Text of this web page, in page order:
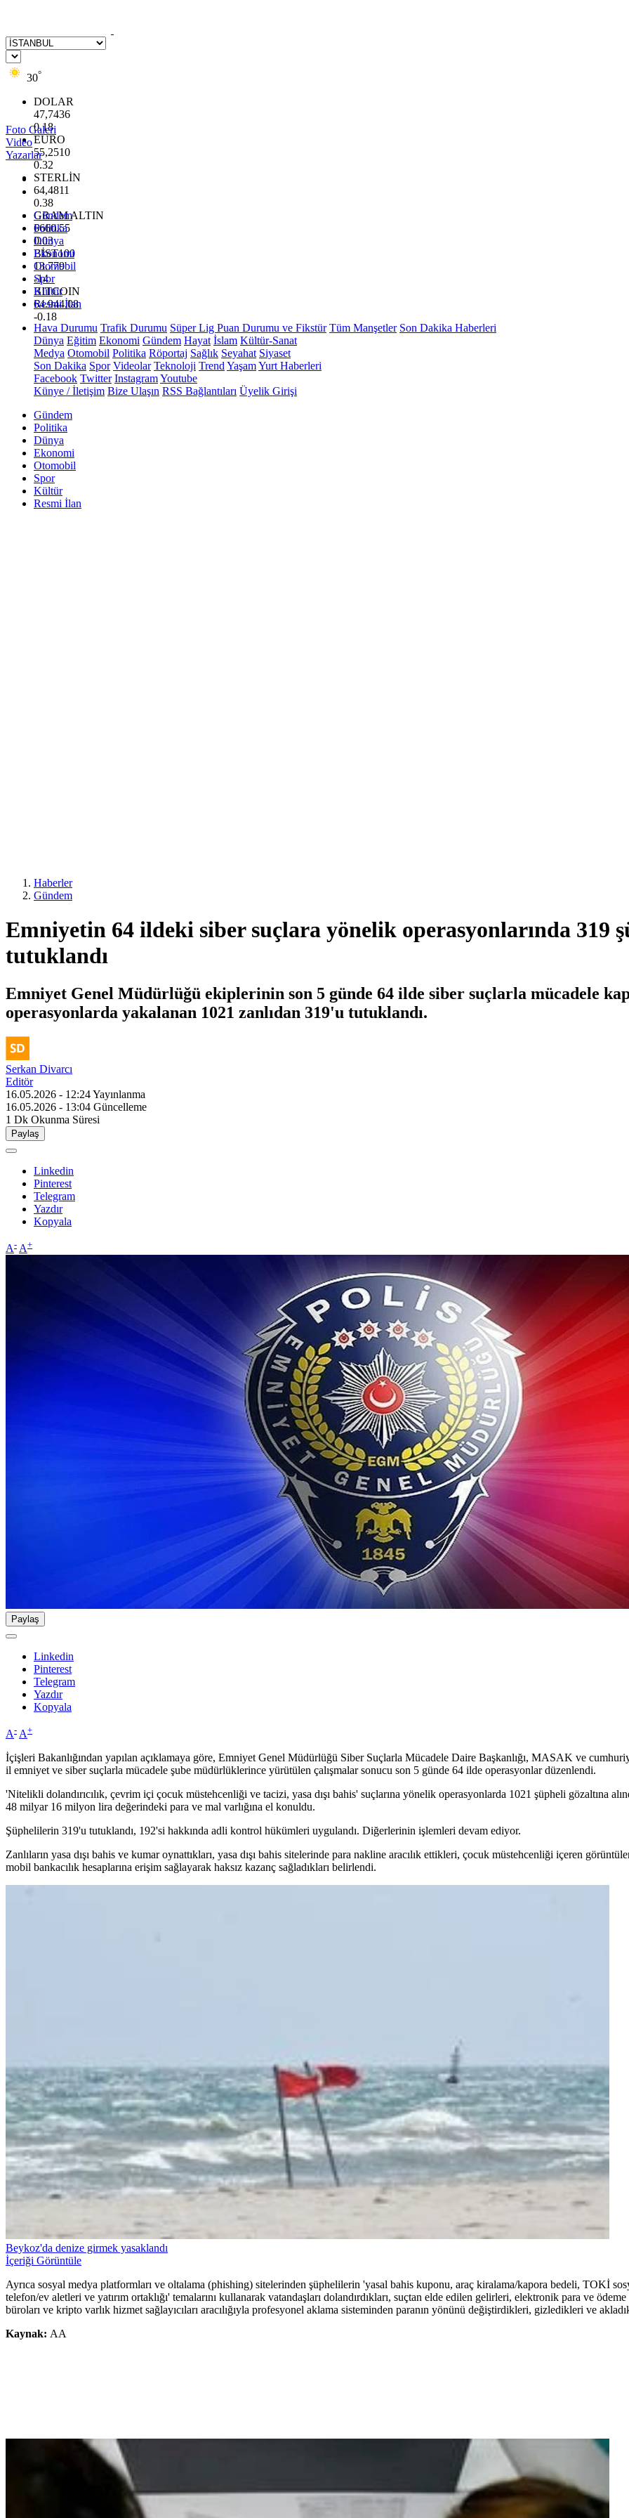
30°
DOLAR
47,7436
0.18
EURO
55,2510
0.32
STERLİN
64,4811
0.38
GRAM ALTIN
6660.55
0.03
BİST100
13.779
-14
BITCOIN
64.944,08
-0.18
Foto Galeri
Video
Yazarlar
Gündem
Politika
Dünya
Ekonomi
Otomobil
Spor
Kültür
Resmi İlan
Hava Durumu Trafik Durumu Süper Lig Puan Durumu ve Fikstür Tüm Manşetler Son Dakika Haberleri
Dünya Eğitim Ekonomi Gündem Hayat İslam Kültür-Sanat
Medya Otomobil Politika Röportaj Sağlık Seyahat Siyaset
Son Dakika Spor Videolar Teknoloji Trend YaşamYurt Haberleri
Facebook Twitter InstagramYoutube
Künye / İletişim Bize Ulaşın RSS Bağlantıları Üyelik Girişi
Gündem
Politika
Dünya
Ekonomi
Otomobil
Spor
Kültür
Resmi İlan
Haberler
Gündem
Emniyetin 64 ildeki siber suçlara yönelik operasyonlarında 319
tutuklandı
Emniyet Genel Müdürlüğü ekiplerinin son 5 günde 64 ilde siber suçlarla mücadele
operasyonlarda yakalanan 1021 zanlıdan 319'u tutuklandı.
Serkan Divarcı
Editör
16.05.2026 - 12:24Yayınlanma
16.05.2026 - 13:04 Güncelleme
1 Dk Okunma Süresi
Paylaş
Linkedin
Pinterest
Telegram
Yazdır
Kopyala
A- A+
Paylaş
Linkedin
Pinterest
Telegram
Yazdır
Kopyala
A- A+
İçişleri Bakanlığından yapılan açıklamaya göre, Emniyet Genel Müdürlüğü Siber Suçlarla Mücadele Daire Başkanlığı, MASAK ve
il emniyet ve siber suçlarla mücadele şube müdürlüklerince yürütülen çalışmalar sonucu son 5 günde 64 ilde operasyonlar düzenlendi.
'Nitelikli dolandırıcılık, çevrim içi çocuk müstehcenliği ve tacizi, yasa dışı bahis' suçlarına yönelik operasyonlarda 1021 şüpheli gözaltına
48 milyar 16 milyon lira değerindeki para ve mal varlığına el konuldu.
Şüphelilerin 319'u tutuklandı, 192'si hakkında adli kontrol hükümleri uygulandı. Diğerlerinin işlemleri devam ediyor.
Zanlıların yasa dışı bahis ve kumar oynattıkları, yasa dışı bahis sitelerinde para nakline aracılık ettikleri, çocuk müstehcenliği içeren
mobil bankacılık hesaplarına erişim sağlayarak haksız kazanç sağladıkları belirlendi.
Beykoz'da denize girmek yasaklandı
İçeriği Görüntüle
Ayrıca sosyal medya platformları ve oltalama (phishing) sitelerinden şüphelilerin 'yasal bahis kuponu, araç kiralama/kapora bedeli, TOKİ
telefon/ev aletleri ve yatırım ortaklığı' temalarını kullanarak vatandaşları dolandırdıkları, suçtan elde edilen gelirleri, elektronik para ve
büroları ve kripto varlık hizmet sağlayıcıları aracılığıyla profesyonel aklama sisteminden paranın yönünü değiştirdikleri, gizledikleri ve
Kaynak: AA